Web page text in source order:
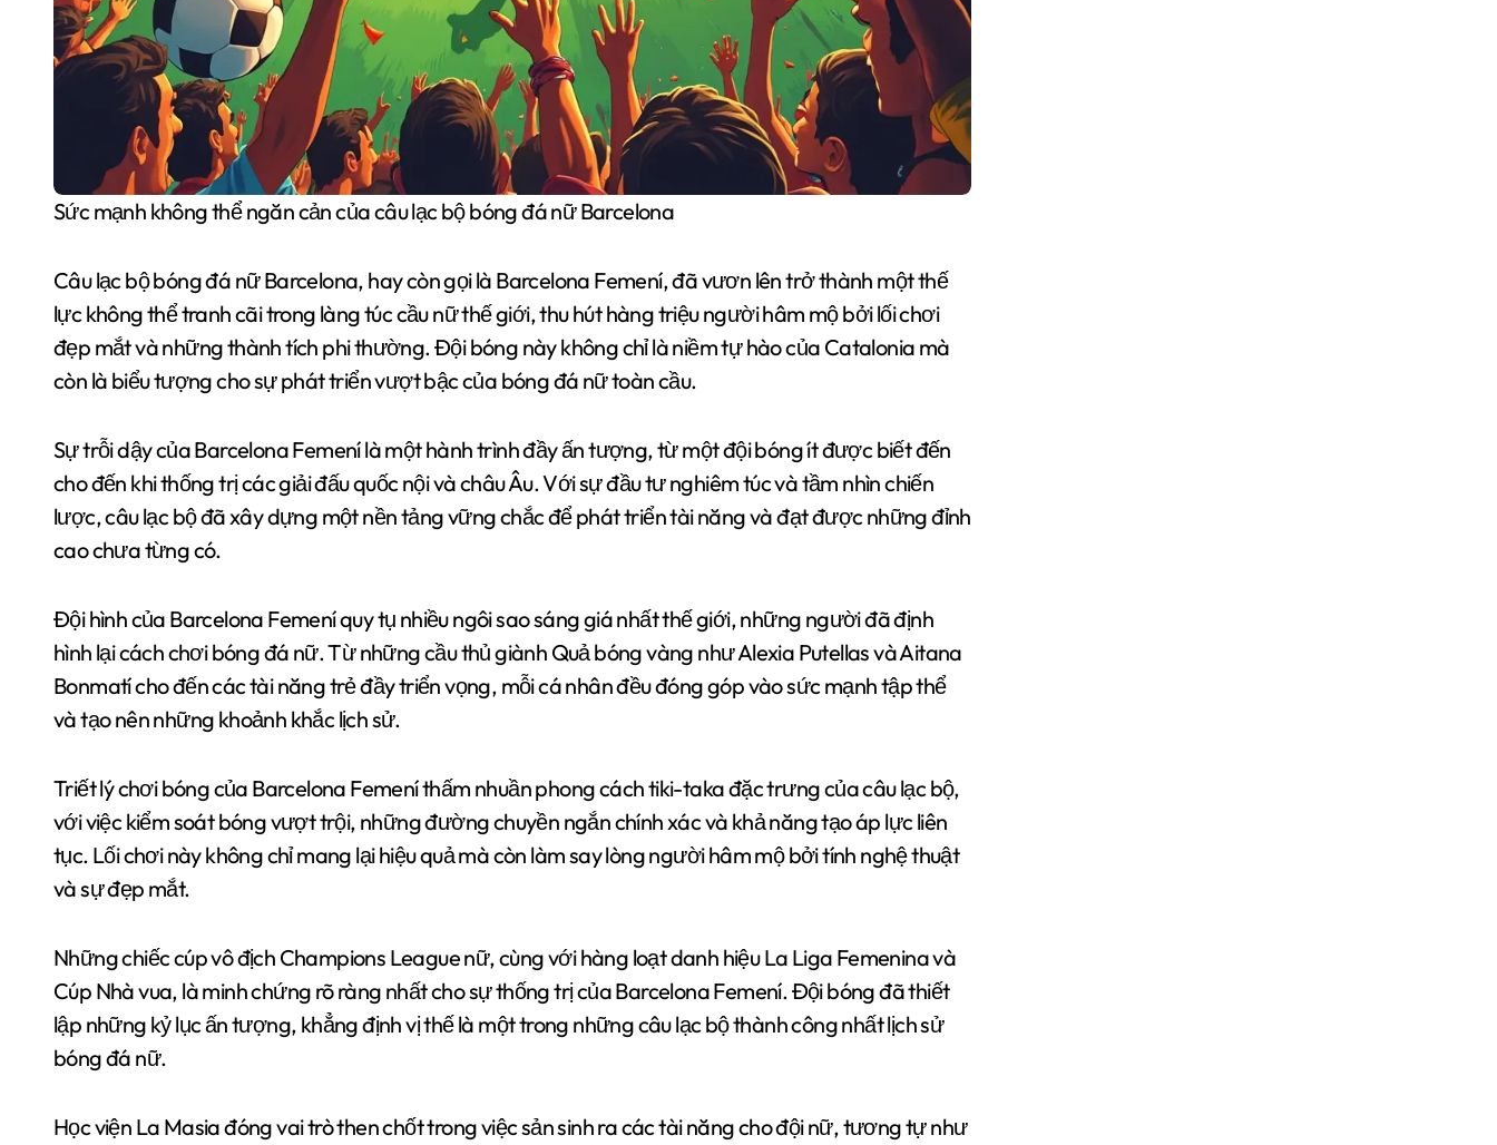
Sức mạnh không thể ngăn cản của câu lạc bộ bóng đá nữ Barcelona
Câu lạc bộ bóng đá nữ Barcelona, hay còn gọi là Barcelona Femení, đã vươn lên trở thành một thế
lực không thể tranh cãi trong làng túc cầu nữ thế giới, thu hút hàng triệu người hâm mộ bởi lối chơi
đẹp mắt và những thành tích phi thường. Đội bóng này không chỉ là niềm tự hào của Catalonia mà
còn là biểu tượng cho sự phát triển vượt bậc của bóng đá nữ toàn cầu.
Sự trỗi dậy của Barcelona Femení là một hành trình đầy ấn tượng, từ một đội bóng ít được biết đến
cho đến khi thống trị các giải đấu quốc nội và châu Âu. Với sự đầu tư nghiêm túc và tầm nhìn chiến
lược, câu lạc bộ đã xây dựng một nền tảng vững chắc để phát triển tài năng và đạt được những đỉnh
cao chưa từng có.
Đội hình của Barcelona Femení quy tụ nhiều ngôi sao sáng giá nhất thế giới, những người đã định
hình lại cách chơi bóng đá nữ. Từ những cầu thủ giành Quả bóng vàng như Alexia Putellas và Aitana
Bonmatí cho đến các tài năng trẻ đầy triển vọng, mỗi cá nhân đều đóng góp vào sức mạnh tập thể
và tạo nên những khoảnh khắc lịch sử.
Triết lý chơi bóng của Barcelona Femení thấm nhuần phong cách tiki-taka đặc trưng của câu lạc bộ,
với việc kiểm soát bóng vượt trội, những đường chuyền ngắn chính xác và khả năng tạo áp lực liên
tục. Lối chơi này không chỉ mang lại hiệu quả mà còn làm say lòng người hâm mộ bởi tính nghệ thuật
và sự đẹp mắt.
Những chiếc cúp vô địch Champions League nữ, cùng với hàng loạt danh hiệu La Liga Femenina và
Cúp Nhà vua, là minh chứng rõ ràng nhất cho sự thống trị của Barcelona Femení. Đội bóng đã thiết
lập những kỷ lục ấn tượng, khẳng định vị thế là một trong những câu lạc bộ thành công nhất lịch sử
bóng đá nữ.
Học viện La Masia đóng vai trò then chốt trong việc sản sinh ra các tài năng cho đội nữ, tương tự như